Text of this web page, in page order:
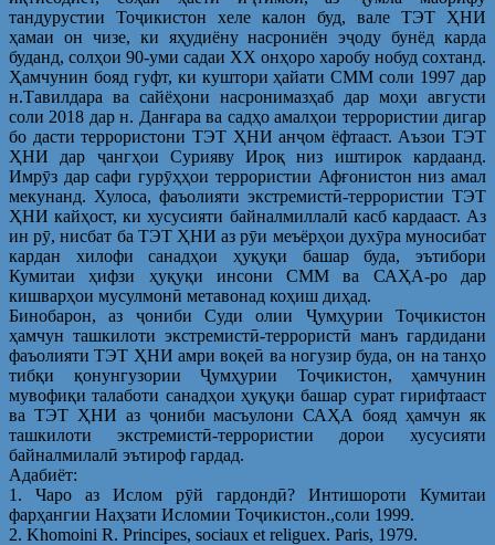
тандурустии Тоҷикистон хеле калон буд, вале ТЭТ ҲНИ
ҳамаи он чизе, ки яҳудиёну насрониён эҷоду бунёд карда
буданд, солҳои 90-уми садаи XX онҳоро харобу нобуд сохтанд.
Ҳамчунин бояд гуфт, ки куштори ҳайати СММ соли 1997 дар
н.Тавилдара ва сайёҳони насронимазҳаб дар моҳи августи
соли 2018 дар н. Данғара ва садҳо амалҳои террористии дигар
бо дасти террористони ТЭТ ҲНИ анҷом ёфтааст. Аъзои ТЭТ
ҲНИ дар ҷангҳои Сурияву Ироқ низ иштирок кардаанд.
Имрӯз дар сафи гурӯҳҳои террористии Афғонистон низ амал
мекунанд. Хулоса, фаъолияти экстремистӣ-террористии ТЭТ
ҲНИ кайҳост, ки хусусияти байналмиллалӣ касб кардааст. Аз
ин рӯ, нисбат ба ТЭТ ҲНИ аз рӯи меъёрҳои духӯра муносибат
кардан хилофи санадҳои ҳуқуқи башар буда, эътибори
Кумитаи ҳифзи ҳуқуқи инсони СММ ва САҲА-ро дар
кишварҳои мусулмонӣ метавонад коҳиш диҳад.
Бинобарон, аз ҷониби Суди олии Ҷумҳурии Тоҷикистон
ҳамчун ташкилоти экстремистӣ-террористӣ манъ гардидани
фаъолияти ТЭТ ҲНИ амри воқеӣ ва ногузир буда, он на танҳо
тибқи қонунгузории Ҷумҳурии Тоҷикистон, ҳамчунин
мувофиқи талаботи санадҳои ҳуқуқи башар сурат гирифтааст
ва ТЭТ ҲНИ аз ҷониби масъулони САҲА бояд ҳамчун як
ташкилоти экстремистӣ-террористии дорои хусусияти
байналмилалӣ эътироф гардад.
Адабиёт:
1. Чаро аз Ислом рӯй гардондӣ? Интишороти Кумитаи
фарҳангии Наҳзати Исломии Тоҷикистон.,соли 1999.
2. Khomoini R. Principes, sociaux et religuex. Paris, 1979.